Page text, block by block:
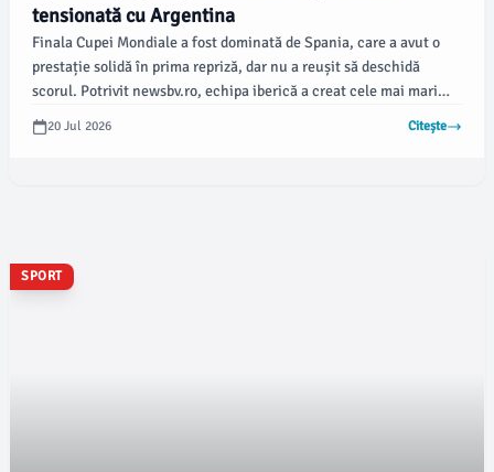
tensionată cu Argentina
Finala Cupei Mondiale a fost dominată de Spania, care a avut o
prestație solidă în prima repriză, dar nu a reușit să deschidă
scorul. Potrivit newsbv.ro, echipa iberică a creat cele mai mari
ocazii prin Lamine Yamal, Mikel Oyarzabal și Marc Cucurella, însă
portarul Emiliano Martinez a fost crucial pentru Argentina,
20 Jul 2026 Citește
SPORT